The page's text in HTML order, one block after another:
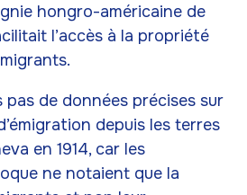
hongro-américaine de
l’accès à la propriété
pas de données précises sur
depuis les terres
en 1914, car les
ne notaient que la